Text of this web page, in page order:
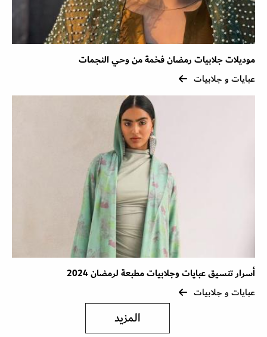
موديلات جلابيات رمضان فخمة من وحي النجمات
عبايات و جلابيات
أسرار تنسيق عبايات وجلابيات مطبعة لرمضان 2024
عبايات و جلابيات
المزيد